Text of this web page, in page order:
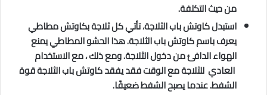
من حيث التكلفة.
استبدل كاوتش باب الثلاجة، تأتي كل ثلاجة بكاوتش مطاطي
يعرف باسم كاوتش باب الثلاجة. هذا الحشو المطاطي يمنع
الهواء الدافئ من دخول الثلاجة. ومع ذلك ، مع الاستخدام
العادي للثلاجة مع الوقت فقد يفقد كاوتش باب الثلاجة قوة
الشفط. عندما يصبح الشفط ضعيفًا.